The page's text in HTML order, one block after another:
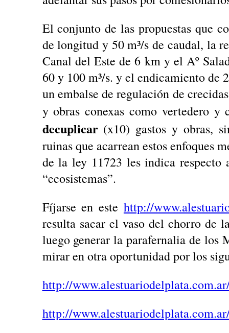
El conjunto de las propuestas que
de longitud y 50 m³/s de caudal, la
Canal del Este de 6 km y el Aº
60 y 100 m³/s. y el endicamiento de
un embalse de regulación de
y obras conexas como vertedero
decuplicar (x10) gastos y obras,
ruinas que acarrean estos enfoques
de la ley 11723 les indica respecto
“ecosistemas”.
Fíjarse en este http://
resulta sacar el vaso del chorro de
luego generar la parafernalia de los
mirar en otra oportunidad por los
http://
http://